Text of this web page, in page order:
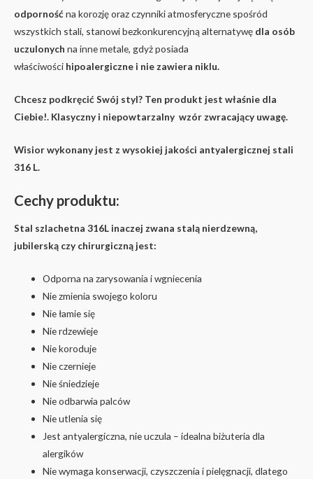
odporność na korozję oraz czynniki atmosferyczne spośród
wszystkich stali, stanowi bezkonkurencyjną alternatywę dla osób
uczulonych na inne metale, gdyż posiada
właściwości hipoalergiczne i nie zawiera niklu.
Chcesz podkręcić Swój styl? Ten produkt jest właśnie dla
Ciebie!. Klasyczny i niepowtarzalny wzór zwracający uwagę.
Wisior wykonany jest z wysokiej jakości antyalergicznej stali
316 L.
Cechy produktu:
Stal szlachetna 316L inaczej zwana stalą nierdzewną,
jubilerską czy chirurgiczną jest:
Odporna na zarysowania i wgniecenia
Nie zmienia swojego koloru
Nie łamie się
Nie rdzewieje
Nie koroduje
Nie czernieje
Nie śniedzieje
Nie odbarwia palców
Nie utlenia się
Jest antyalergiczna, nie uczula – idealna biżuteria dla
alergików
Nie wymaga konserwacji, czyszczenia i pielęgnacji, dlatego